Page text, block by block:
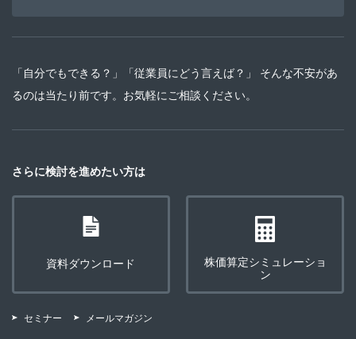
「自分でもできる？」「従業員にどう言えば？」 そんな不安があ
るのは当たり前です。お気軽にご相談ください。
さらに検討を進めたい方は
資料ダウンロード
株価算定シミュレーショ
ン
セミナー メールマガジン